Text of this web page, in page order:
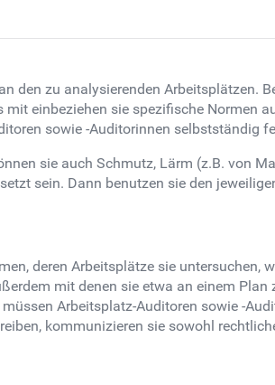
den zu analysierenden Arbeitsplätzen.
einbeziehen sie spezifische Normen
sowie -Auditorinnen selbstständig
sie auch Schmutz, Lärm (z.B. von
sein. Dann benutzen sie den
deren Arbeitsplätze sie untersuchen,
mit denen sie etwa an einem Plan
Arbeitsplatz-Auditoren sowie -
kommunizieren sie sowohl